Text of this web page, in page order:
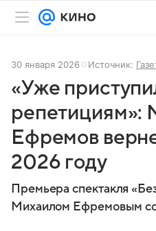
30 января 2026 Источник:
«Уже
репетициям»:
Ефремов
2026 году
Премьера спектакля
Михаилом Ефремовым